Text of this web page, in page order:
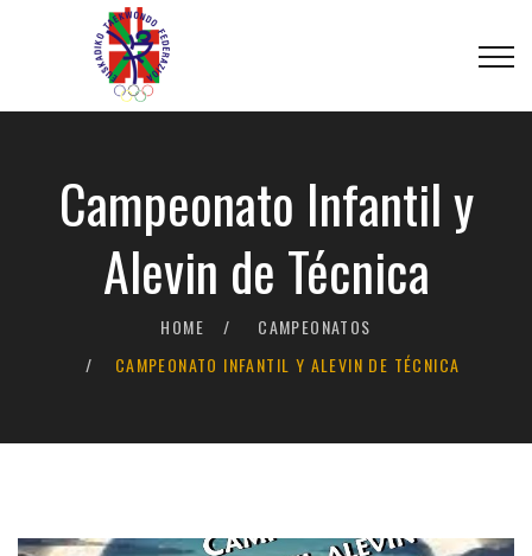
Campeonato Infantil y
Alevin de Técnica
HOME
CAMPEONATOS
CAMPEONATO INFANTIL Y ALEVIN DE TÉCNICA